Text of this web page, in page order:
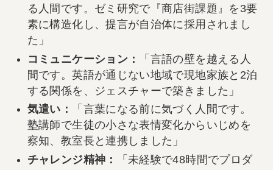
る人間です。ゼミ研究で『商店街課題』を3要
素に構造化し、提言が自治体に採用されまし
た」
コミュニケーション：
「言語の壁を越える人
間です。英語が通じない地域で現地家族と2泊
する関係を、ジェスチャーで築きました」
気遣い：
「言葉になる前に気づく人間です。
塾講師で生徒の小さな表情変化からいじめを
察知、教室長と連携しました」
チャレンジ精神：
「未経験で48時間でプロダ